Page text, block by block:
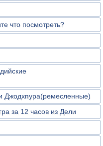
что посмотреть?
Джодхпура(ремесленные)
за 12 часов из Дели